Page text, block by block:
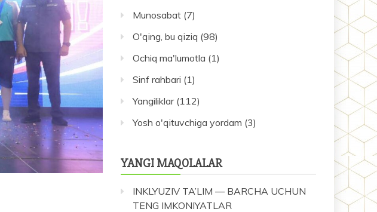
Munosabat (7)
O'qing, bu qiziq (98)
Ochiq ma'lumotla (1)
Sinf rahbari (1)
Yangiliklar(112)
Yosh o'qituvchiga yordam (3)
YANGI MAQOLALAR
INKLYUZIV TA’LIM — BARCHA UCHUN
TENG IMKONIYATLAR